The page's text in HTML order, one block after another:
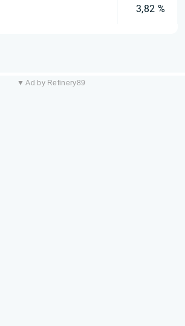
3,82 %
▼ Ad by Refinery89